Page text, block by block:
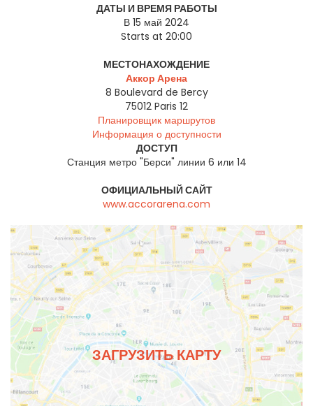
ДАТЫ И ВРЕМЯ РАБОТЫ
В 15 май 2024
Starts at 20:00
МЕСТОНАХОЖДЕНИЕ
Аккор Арена
8 Boulevard de Bercy
75012 Paris 12
Планировщик маршрутов
Информация о доступности
ДОСТУП
Станция метро "Берси" линии 6 или 14
ОФИЦИАЛЬНЫЙ САЙТ
www.accorarena.com
ЗАГРУЗИТЬ КАРТУ